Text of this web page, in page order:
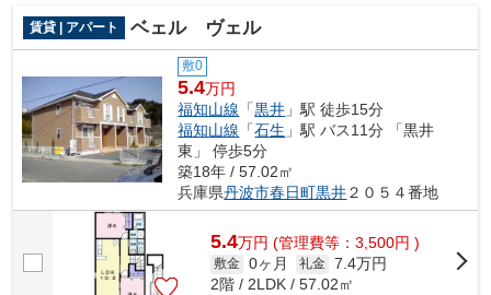
賃貸 | アパート ベェル ヴェル
敷0
5.4万円
福知山線 「黒井 」駅 徒歩15分
福知山線 「石生 」駅 バス11分 「黒井
東」 停歩5分
築18年 / 57.02㎡
兵庫県丹波市春日町黒井２０５４番地
5.4万円 (管理費等：3,500円 )
敷金 0ヶ月 礼金 7.4万円
2階 / 2LDK / 57.02㎡